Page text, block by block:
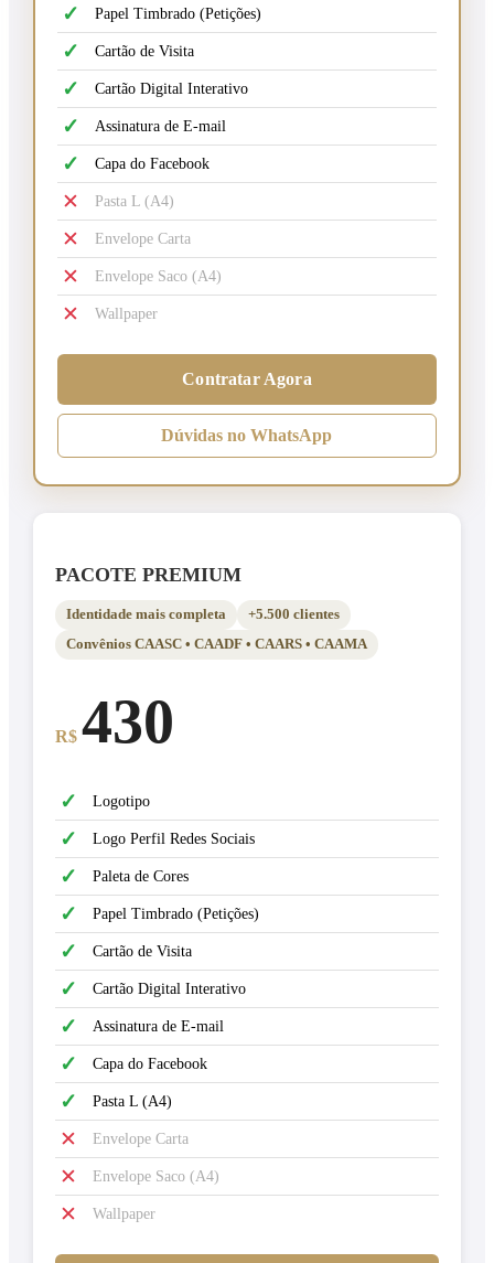
✓ Papel Timbrado (Petições)
✓ Cartão de Visita
✓ Cartão Digital Interativo
✓ Assinatura de E-mail
✓ Capa do Facebook
✕ Pasta L (A4)
✕ Envelope Carta
✕ Envelope Saco (A4)
✕ Wallpaper
Contratar Agora
Dúvidas no WhatsApp
PACOTE PREMIUM
Identidade mais completa
+5.500 clientes
Convênios CAASC • CAADF • CAARS • CAAMA
R$ 430
✓ Logotipo
✓ Logo Perfil Redes Sociais
✓ Paleta de Cores
✓ Papel Timbrado (Petições)
✓ Cartão de Visita
✓ Cartão Digital Interativo
✓ Assinatura de E-mail
✓ Capa do Facebook
✓ Pasta L (A4)
✕ Envelope Carta
✕ Envelope Saco (A4)
✕ Wallpaper